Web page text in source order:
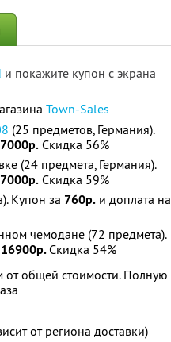
и покажите купон с экрана
Town-Sales
(25 предметов, Германия).
Скидка 56%
(24 предмета, Германия).
Скидка 59%
Купон за 760р. и доплата на
чемодане (72 предмета).
Скидка 54%
от общей стоимости. Полную
от региона доставки)